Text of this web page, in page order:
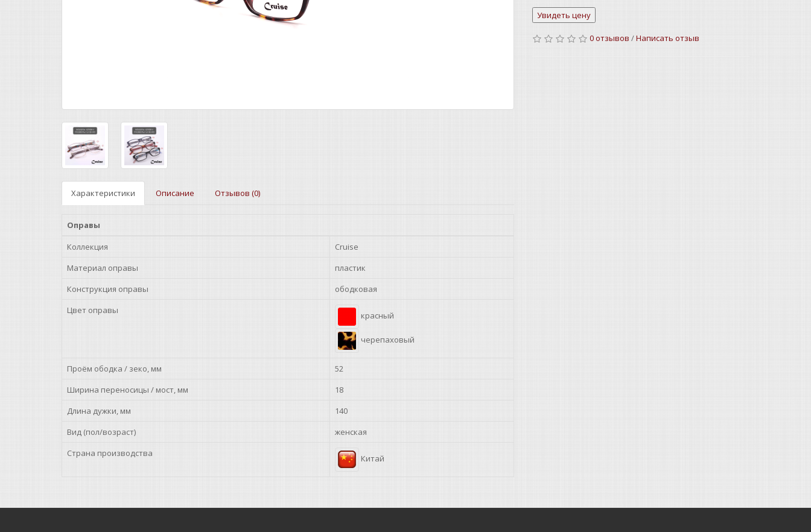
Характеристики Описание Отзывов (0)
Оправы
Коллекция
Cruise
Материал оправы
пластик
Конструкция оправы
ободковая
Цвет оправы
красный
черепаховый
Проём ободка / зеко, мм
52
Ширина переносицы / мост, мм
18
Длина дужки, мм
140
Вид (пол/возраст)
женская
Страна производства
Китай
0 отзывов /Написать отзыв